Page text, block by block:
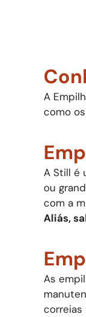
A
como
A Still é
ou
com a
​Aliás,
As
correias